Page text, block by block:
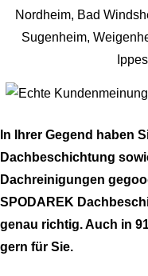
In Ihrer Gegend haben
Dachbeschichtung
Dachreinigungen
SPODAREK
genau richtig. Auch in
gern für Sie.